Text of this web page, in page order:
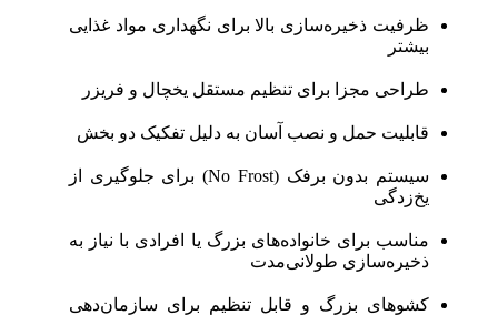
ظرفیت ذخیره‌سازی بالا برای نگهداری مواد غذایی
بیشتر
طراحی مجزا برای تنظیم مستقل یخچال و فریزر
قابلیت حمل و نصب آسان به دلیل تفکیک دو بخش
سیستم بدون برفک (No Frost) برای جلوگیری از
یخ‌زدگی
مناسب برای خانواده‌های بزرگ یا افرادی با نیاز به
ذخیره‌سازی طولانی‌مدت
کشوهای بزرگ و قابل تنظیم برای سازمان‌دهی